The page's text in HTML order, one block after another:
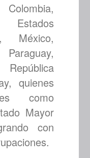
Estados
México,
quienes
como
Mayor
con